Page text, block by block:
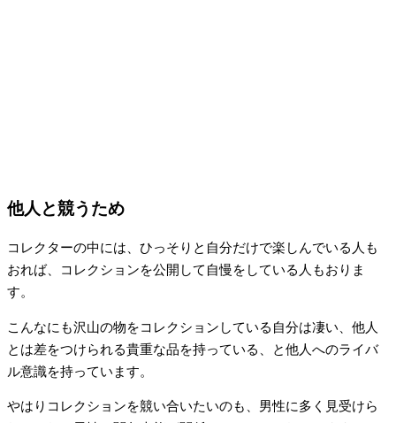
他人と競うため
コレクターの中には、ひっそりと自分だけで楽しんでいる人も
おれば、コレクションを公開して自慢をしている人もおりま
す。
こんなにも沢山の物をコレクションしている自分は凄い、他人
とは差をつけられる貴重な品を持っている、と他人へのライバ
ル意識を持っています。
やはりコレクションを競い合いたいのも、男性に多く見受けら